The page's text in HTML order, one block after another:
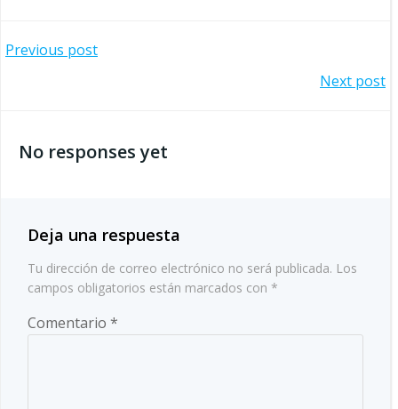
Navegación
las
Previous post
por
las
entradas
Next post
No responses yet
Deja una respuesta
Tu dirección de correo electrónico no será publicada. Los
campos obligatorios están marcados con *
Comentario *